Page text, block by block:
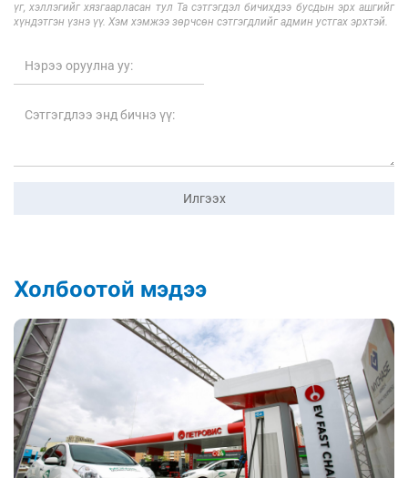
үг, хэллэгийг хязгаарласан тул Та сэтгэгдэл бичихдээ бусдын эрх ашгийг
хүндэтгэн үзнэ үү. Хэм хэмжээ зөрчсөн сэтгэгдлийг админ устгах эрхтэй.
Илгээх
Холбоотой мэдээ